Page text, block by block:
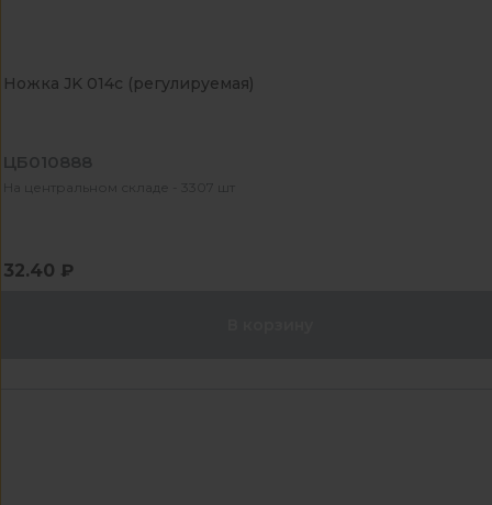
Ножка JK 014с (регулируемая)
ЦБ010888
На центральном складе - 3307 шт
32.40 ₽